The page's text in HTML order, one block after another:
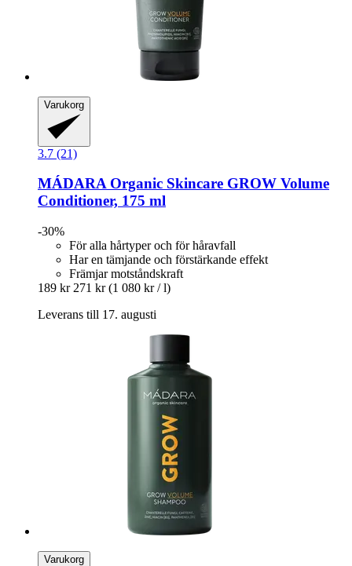
Varukorg
3.7 (21)
MÁDARA Organic Skincare GROW Volume
Conditioner, 175 ml
-30%
För alla hårtyper och för håravfall
Har en tämjande och förstärkande effekt
Främjar motståndskraft
189 kr 271 kr (1 080 kr / l)
Leverans till 17. augusti
Varukorg